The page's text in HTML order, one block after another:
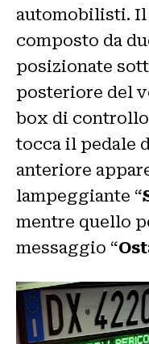
automobilisti.
composto da
posizionate
posteriore del
box di
tocca il pedale
anteriore
lampeggiante “
mentre quello
messaggio “